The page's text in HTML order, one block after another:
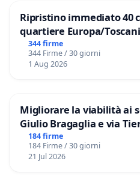
Ripristino immediato 40
quartiere Europa/
344 firme
344 Firme / 30 giorni
1 Aug 2026
Migliorare la viabilità ai
Giulio Bragaglia e via
ROMA
184 firme
184 Firme / 30 giorni
21 Jul 2026